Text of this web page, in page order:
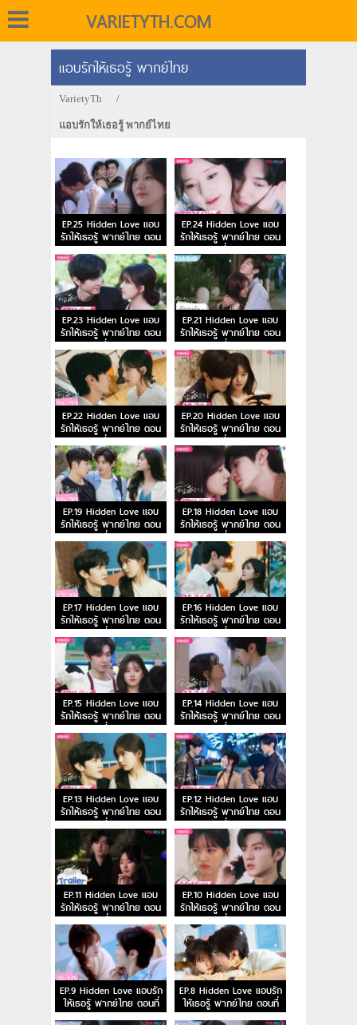
VARIETYTH.COM
แอบรักให้เธอรู้ พากย์ไทย
VarietyTh /
แอบรักให้เธอรู้ พากย์ไทย
EP.25 Hidden Love แอบ
รักให้เธอรู้ พากย์ไทย ตอน
จบ
EP.24 Hidden Love แอบ
รักให้เธอรู้ พากย์ไทย ตอน
ที่ 24
EP.23 Hidden Love แอบ
รักให้เธอรู้ พากย์ไทย ตอน
ที่ 23
EP.21 Hidden Love แอบ
รักให้เธอรู้ พากย์ไทย ตอน
ที่ 21
EP.22 Hidden Love แอบ
รักให้เธอรู้ พากย์ไทย ตอน
ที่ 22
EP.20 Hidden Love แอบ
รักให้เธอรู้ พากย์ไทย ตอน
ที่ 20
EP.19 Hidden Love แอบ
รักให้เธอรู้ พากย์ไทย ตอน
ที่ 19
EP.18 Hidden Love แอบ
รักให้เธอรู้ พากย์ไทย ตอน
ที่ 18
EP.17 Hidden Love แอบ
รักให้เธอรู้ พากย์ไทย ตอน
ที่ 17
EP.16 Hidden Love แอบ
รักให้เธอรู้ พากย์ไทย ตอน
ที่ 16
EP.15 Hidden Love แอบ
รักให้เธอรู้ พากย์ไทย ตอน
ที่ 15
EP.14 Hidden Love แอบ
รักให้เธอรู้ พากย์ไทย ตอน
ที่ 14
EP.13 Hidden Love แอบ
รักให้เธอรู้ พากย์ไทย ตอน
ที่ 13
EP.12 Hidden Love แอบ
รักให้เธอรู้ พากย์ไทย ตอน
ที่ 12
EP.11 Hidden Love แอบ
รักให้เธอรู้ พากย์ไทย ตอน
ที่ 11
EP.10 Hidden Love แอบ
รักให้เธอรู้ พากย์ไทย ตอน
ที่ 10
EP.9 Hidden Love แอบรัก
ให้เธอรู้ พากย์ไทย ตอนที่
9
EP.8 Hidden Love แอบรัก
ให้เธอรู้ พากย์ไทย ตอนที่
8